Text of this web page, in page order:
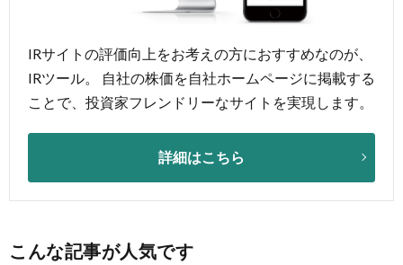
IRサイトの評価向上をお考えの方におすすめなのが、
IRツール。 自社の株価を自社ホームページに掲載する
ことで、投資家フレンドリーなサイトを実現します。
詳細はこちら
こんな記事が人気です